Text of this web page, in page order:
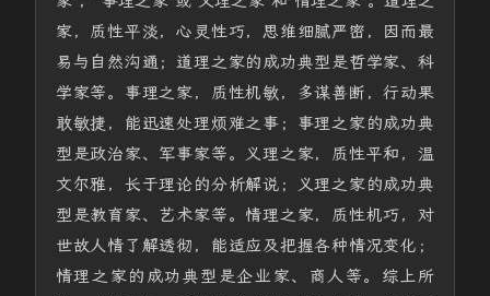
家，质性平淡，心灵性巧，思维细腻严密，因而最
易与自然沟通；道理之家的成功典型是哲学家、科
学家等。事理之家，质性机敏，多谋善断，行动果
敢敏捷，能迅速处理烦难之事；事理之家的成功典
型是政治家、军事家等。义理之家，质性平和，温
文尔雅，长于理论的分析解说；义理之家的成功典
型是教育家、艺术家等。情理之家，质性机巧，对
世故人情了解透彻，能适应及把握各种情况变化；
情理之家的成功典型是企业家、商人等。综上所